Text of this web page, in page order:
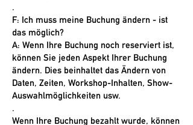
.
F: Ich muss meine Buchung ändern - ist
das möglich?
A: Wenn Ihre Buchung noch reserviert ist,
können Sie jeden Aspekt Ihrer Buchung
ändern. Dies beinhaltet das Ändern von
Daten, Zeiten, Workshop-Inhalten, Show-
Auswahlmöglichkeiten usw.
.
Wenn Ihre Buchung bezahlt wurde, können